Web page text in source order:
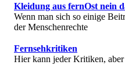
Kleidung aus fernOst nein
Wenn man sich so einige
der Menschenrechte
Fernsehkritiken
Hier kann jeder Kritiken, aber